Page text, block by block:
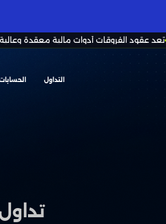
تُعد عقود الفروقات أدوات مالية معقدة
التداول